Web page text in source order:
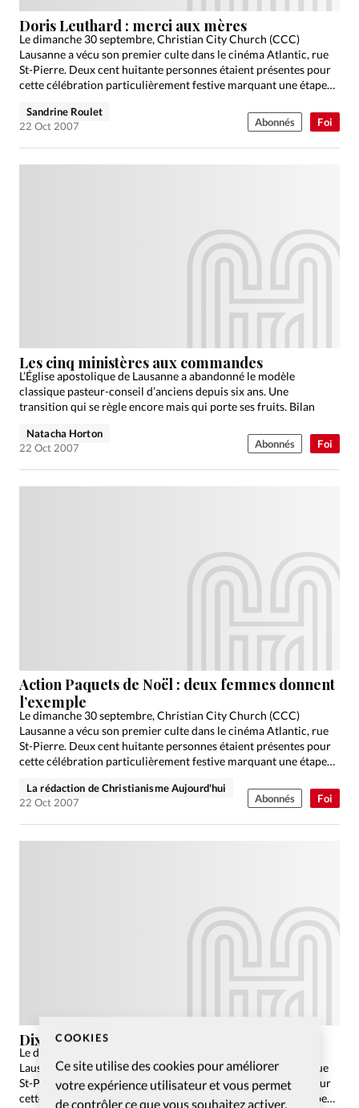
COOKIES
Ce site utilise des cookies pour améliorer
votre expérience utilisateur et vous permet
de contrôler ce que vous souhaitez activer.
Foi
Doris Leuthard : merci aux mères
Le dimanche 30 septembre, Christian City Church (CCC)
Lausanne a vécu son premier culte dans le cinéma Atlantic, rue
St-Pierre. Deux cent huitante personnes étaient présentes pour
cette célébration particulièrement festive marquant une étape
Sandrine Roulet
22 Oct 2007
Abonnés
Foi
Les cinq ministères aux commandes
L’Église apostolique de Lausanne a abandonné le modèle
classique pasteur-conseil d’anciens depuis six ans. Une
transition qui se règle encore mais qui porte ses fruits. Bilan
Natacha Horton
22 Oct 2007
Abonnés
Foi
Action Paquets de Noël : deux femmes donnent
l’exemple
Le dimanche 30 septembre, Christian City Church (CCC)
Lausanne a vécu son premier culte dans le cinéma Atlantic, rue
St-Pierre. Deux cent huitante personnes étaient présentes pour
cette célébration particulièrement festive marquant une étape
La rédaction de Christianisme Aujourd'hui
22 Oct 2007
Abonnés
Dixième rencontre de Vision Suisse
Le dimanche 30 septembre, Christian City Church (CCC)
Lausanne a vécu son premier culte dans le cinéma Atlantic, rue
St-Pierre. Deux cent huitante personnes étaient présentes pour
cette célébration particulièrement festive marquant une étape